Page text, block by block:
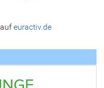
euractiv.de